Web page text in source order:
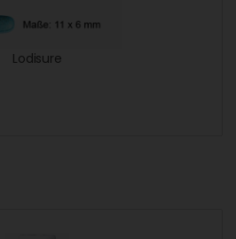
Lodisure